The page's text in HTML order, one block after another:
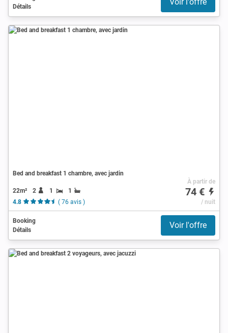
Détails
Bed and breakfast 1 chambre, avec jardin
22m² 2 1
1
4.8
( 76 avis )
À partir de
74 €
/ nuit
Booking
Détails
Voir l'offre